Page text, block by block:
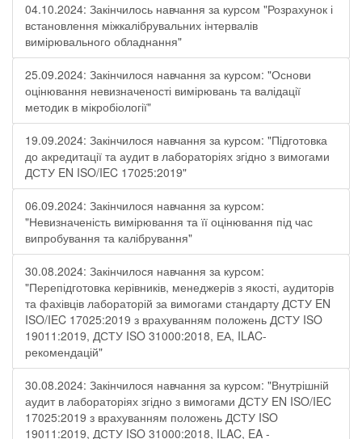
04.10.2024: Закінчилось навчання за курсом "Розрахунок і
встановлення міжкалібрувальних інтервалів
вимірювального обладнання"
25.09.2024: Закінчилося навчання за курсом: "Основи
оцінювання невизначеності вимірювань та валідації
методик в мікробіології"
19.09.2024: Закінчилося навчання за курсом: "Підготовка
до акредитації та аудит в лабораторіях згідно з вимогами
ДСТУ EN ISO/IEC 17025:2019"
06.09.2024: Закінчилося навчання за курсом:
"Невизначеність вимірювання та її оцінювання під час
випробування та калібрування"
30.08.2024: Закінчилося навчання за курсом:
"Перепідготовка керівників, менеджерів з якості, аудиторів
та фахівців лабораторій за вимогами стандарту ДСТУ EN
ISO/IEC 17025:2019 з врахуванням положень ДСТУ ISO
19011:2019, ДСТУ ISO 31000:2018, ЕА, ILAC-
рекомендацій"
30.08.2024: Закінчилося навчання за курсом: "Внутрішній
аудит в лабораторіях згідно з вимогами ДСТУ EN ISO/IEC
17025:2019 з врахуванням положень ДСТУ ISO
19011:2019, ДСТУ ISO 31000:2018, ILAC, EA -